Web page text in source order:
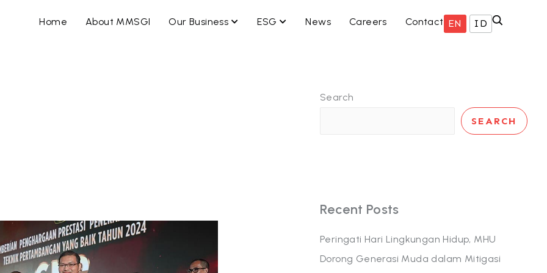
Home About MMSGI Our Business OPEN BISNIS KAMI
ESG OPEN ESG
News Careers Contact EN ID
Search
SEARCH
Recent Posts
Peringati Hari Lingkungan Hidup, MHU
Dorong Generasi Muda dalam Mitigasi